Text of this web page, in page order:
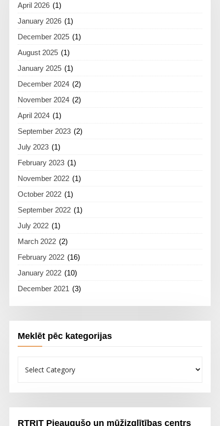
April 2026 (1)
January 2026 (1)
December 2025 (1)
August 2025 (1)
January 2025 (1)
December 2024 (2)
November 2024 (2)
April 2024 (1)
September 2023 (2)
July 2023 (1)
February 2023 (1)
November 2022 (1)
October 2022 (1)
September 2022 (1)
July 2022 (1)
March 2022 (2)
February 2022 (16)
January 2022 (10)
December 2021 (3)
Meklēt pēc kategorijas
pēc
RTRIT Pieaugušo un mūžizglītības centrs